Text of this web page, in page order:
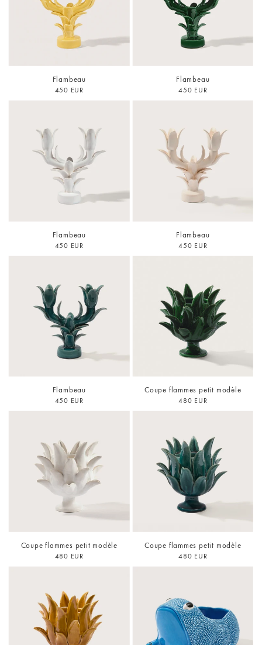
Flambeau
450 EUR
Flambeau
450 EUR
Flambeau
450 EUR
Flambeau
450 EUR
Flambeau
450 EUR
Coupe flammes petit modèle
480 EUR
Coupe flammes petit modèle
480 EUR
Coupe flammes petit modèle
480 EUR